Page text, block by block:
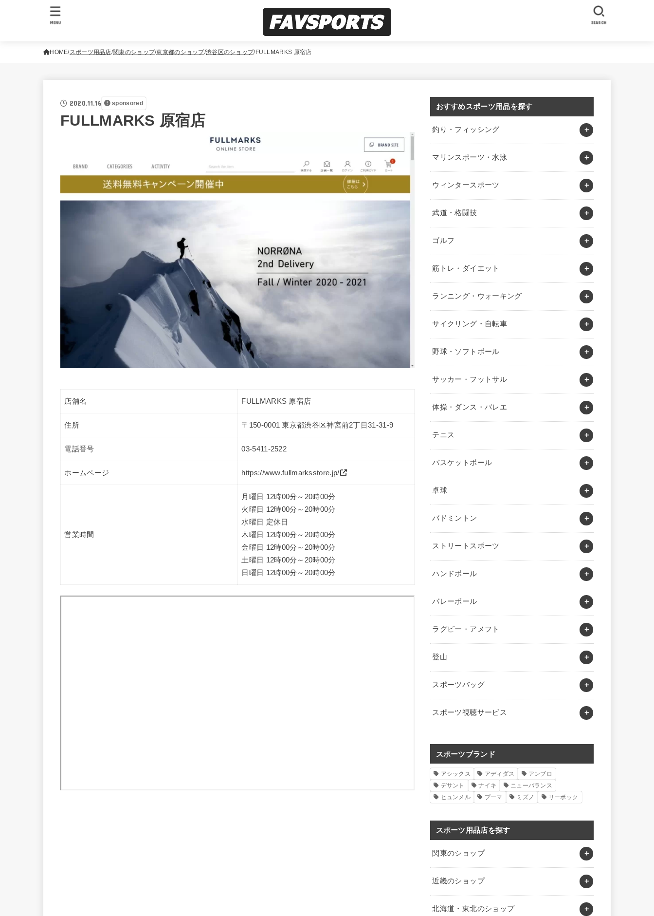
SEARCH
MENU
HOME スポーツ用品店 関東のショップ 東京都のショップ 渋谷区のショップ FULLMARKS 原宿店
2020.11.16 sponsored
FULLMARKS 原宿店
店舗名 FULLMARKS 原宿店
住所 〒150-0001 東京都渋谷区神宮前2丁目31-31-9
電話番号 03-5411-2522
ホームページ https://www.fullmarksstore.jp/
営業時間
月曜日 12時00分～20時00分
火曜日 12時00分～20時00分
水曜日 定休日
木曜日 12時00分～20時00分
金曜日 12時00分～20時00分
土曜日 12時00分～20時00分
日曜日 12時00分～20時00分
おすすめスポーツ用品を探す
釣り・フィッシング
マリンスポーツ・水泳
ウィンタースポーツ
武道・格闘技
ゴルフ
筋トレ・ダイエット
ランニング・ウォーキング
サイクリング・自転車
野球・ソフトボール
サッカー・フットサル
体操・ダンス・バレエ
テニス
バスケットボール
卓球
バドミントン
ストリートスポーツ
ハンドボール
バレーボール
ラグビー・アメフト
登山
スポーツバッグ
スポーツ視聴サービス
スポーツブランド
アシックス アディダス
アンブロ
デサント
ナイキ
ニューバランス
ヒュンメル
プーマ ミズノ リーボック
スポーツ用品店を探す
関東のショップ
近畿のショップ
北海道・東北のショップ